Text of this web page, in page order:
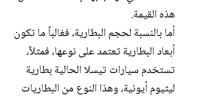
هذه القيمة.
أما بالنسبة لحجم البطارية، فغالباً ما تكون
أبعاد البطارية تعتمد على نوعها، فمثلاً،
تستخدم سيارات تيسلا الحالية بطارية
ليثيوم أيونية، وهذا النوع من البطاريات